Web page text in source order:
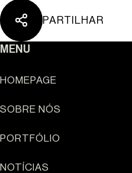
Sun Cliffs Resort
PARTILHAR
MENU
HOMEPAGE
SOBRE NÓS
PORTFÓLIO
NOTÍCIAS